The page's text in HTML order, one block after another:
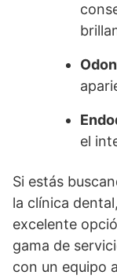
el
Si estás
la clínica
excelente
gama de
con un equipo